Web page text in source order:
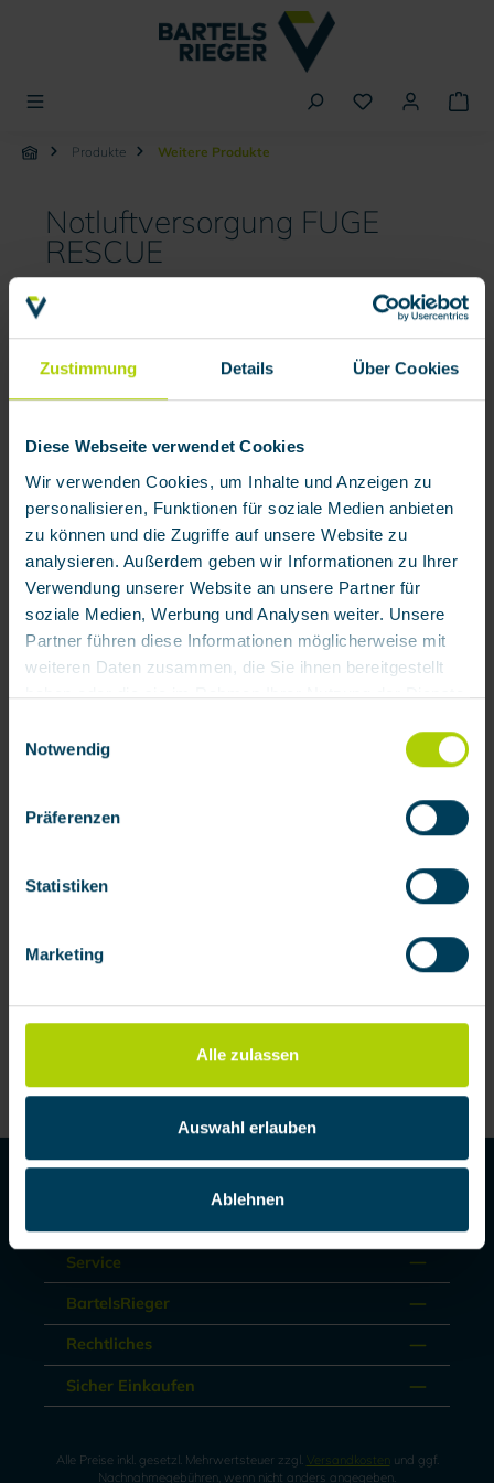
Zustimmung Details Über Cookies
Diese Webseite verwendet Cookies
Wir verwenden Cookies, um Inhalte und Anzeigen zu
personalisieren, Funktionen für soziale Medien anbieten
zu können und die Zugriffe auf unsere Website zu
analysieren. Außerdem geben wir Informationen zu Ihrer
Verwendung unserer Website an unsere Partner für
soziale Medien, Werbung und Analysen weiter. Unsere
Partner führen diese Informationen möglicherweise mit
weiteren Daten zusammen, die Sie ihnen bereitgestellt
haben oder die sie im Rahmen Ihrer Nutzung der Dienste
Mit Klick auf „[Zustimmen / Alles akzeptieren / etc.]“
erteilen Sie Ihre Einwilligung auch in die Weitergabe über
Ihr Verhalten in unserem Shop an unseren Partner, die
Deutschland), die diese Daten Ihnen nicht persönlich
zuordnen kann, sie aber zu eigenen Zwecken (z.B.
verarbeiten darf.
Notwendig
Präferenzen
Statistiken
Marketing
Alle zulassen
Auswahl erlauben
Ablehnen
Produkte Weitere Produkte
Notluftversorgung FUGE
RESCUE
Bildergalerie überspringen
1.277,94 € / Stück
Verfügbar
Zum Merkzettel hinzufügen
Produktnummer:203250
FUGE RESCUE ist ein umluftunabhängiges Atemschutzgerät
für Fluchtzwecke (Emergency Escape Breathing Device), das
Dokumente
Service
BartelsRieger
Rechtliches
Sicher Einkaufen
Alle Preise inkl. gesetzl. Mehrwertsteuer zzgl. Versandkosten und ggf.
Nachnahmegebühren, wenn nicht anders angegeben.